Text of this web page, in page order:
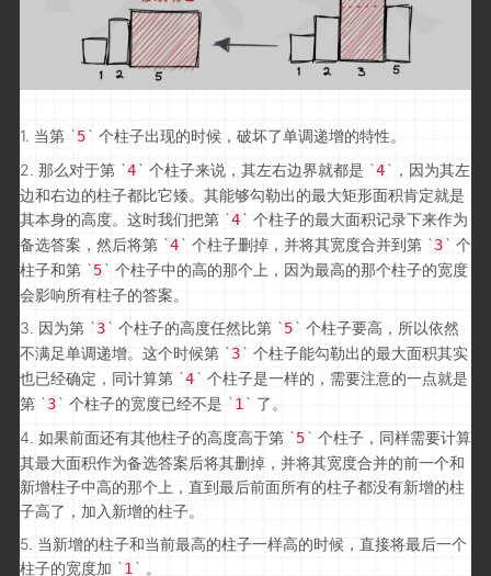
1. 当第 `5` 个柱子出现的时候，破坏了单调递增的特性。
2. 那么对于第 `4` 个柱子来说，其左右边界就都是 `4`，因为其左
边和右边的柱子都比它矮。其能够勾勒出的最大矩形面积肯定就是
其本身的高度。这时我们把第 `4` 个柱子的最大面积记录下来作为
备选答案，然后将第 `4` 个柱子删掉，并将其宽度合并到第 `3` 个
柱子和第 `5` 个柱子中的高的那个上，因为最高的那个柱子的宽度
会影响所有柱子的答案。
3. 因为第 `3` 个柱子的高度任然比第 `5` 个柱子要高，所以依然
不满足单调递增。这个时候第 `3` 个柱子能勾勒出的最大面积其实
也已经确定，同计算第 `4` 个柱子是一样的，需要注意的一点就是
第 `3` 个柱子的宽度已经不是 `1 ` 了。
4. 如果前面还有其他柱子的高度高于第 `5` 个柱子，同样需要计算
其最大面积作为备选答案后将其删掉，并将其宽度合并的前一个和
新增柱子中高的那个上，直到最后前面所有的柱子都没有新增的柱
子高了，加入新增的柱子。
5. 当新增的柱子和当前最高的柱子一样高的时候，直接将最后一个
柱子的宽度加 `1 ` 。